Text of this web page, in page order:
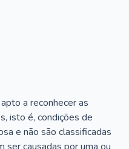
a reconhecer as
isto é, condições de
e não são classificadas